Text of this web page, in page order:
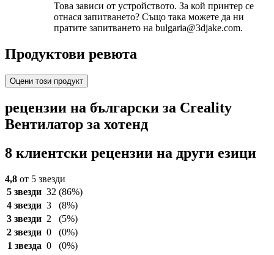
Това зависи от устройството. За кой принтер се
отнася запитването? Също така можете да ни
пратите запитването на bulgaria@3djake.com.
Продуктови ревюта
Оцени този продукт
рецензии на български за Creality
Вентилатор за хотенд
8 клиентски рецензии на други езици
4,8 от 5 звезди
5 звезди 32 (86%)
4 звезди 3
(8%)
3 звезди 2
(5%)
2 звезди 0
(0%)
1 звезда 0 (0%)